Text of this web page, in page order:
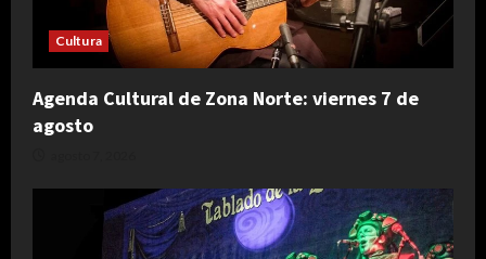
Cultura
Agenda Cultural de Zona Norte: viernes 7 de
agosto